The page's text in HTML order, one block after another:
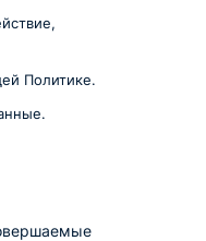
Политике.